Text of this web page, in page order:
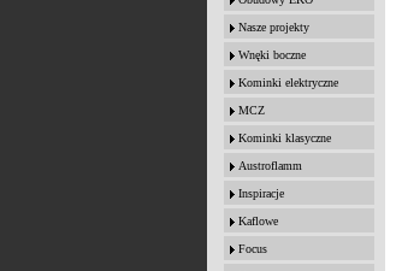
Nasze projekty
Wnęki boczne
Kominki elektryczne
MCZ
Kominki klasyczne
Austroflamm
Inspiracje
Kaflowe
Focus